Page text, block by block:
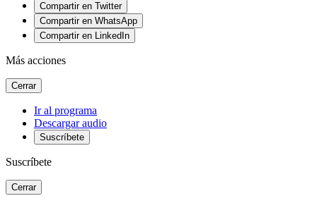
Compartir en Twitter
Compartir en WhatsApp
Compartir en LinkedIn
Más acciones
Cerrar
Ir al programa
Descargar audio
Suscríbete
Suscríbete
Cerrar